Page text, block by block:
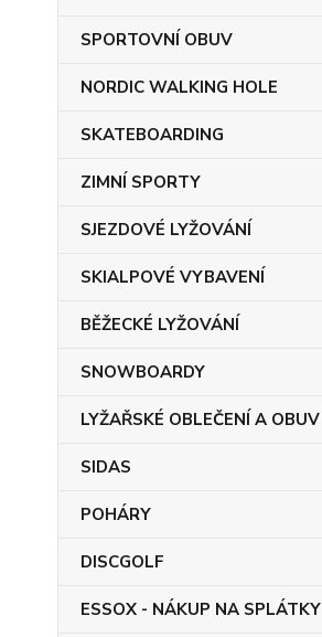
SPORTOVNÍ OBUV
NORDIC WALKING HOLE
SKATEBOARDING
ZIMNÍ SPORTY
SJEZDOVÉ LYŽOVÁNÍ
SKIALPOVÉ VYBAVENÍ
BĚŽECKÉ LYŽOVÁNÍ
SNOWBOARDY
LYŽAŘSKÉ OBLEČENÍ A OBUV
SIDAS
POHÁRY
DISCGOLF
ESSOX - NÁKUP NA SPLÁTKY